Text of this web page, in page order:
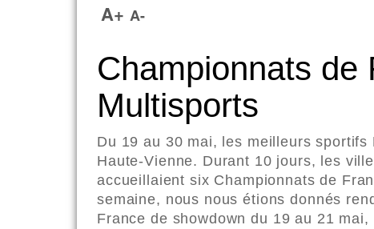
A+ A-
Championnats de
Multisports
Du 19 au 30 mai, les meilleurs
Haute-Vienne. Durant 10 jours, les
accueillaient six Championnats de
semaine, nous nous étions donnés
France de showdown du 19 au 21